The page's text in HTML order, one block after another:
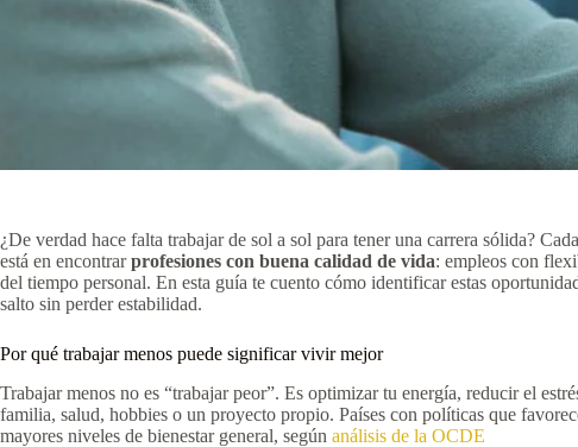
¿De verdad hace falta trabajar de sol a sol para tener una carrera sólida?
está en encontrarprofesiones con buena calidad de vida: empleos con
del tiempo personal. En esta guía te cuento cómo identificar estas
salto sin perder estabilidad.
Por qué trabajar menos puede significar vivir mejor
Trabajar menos no es “trabajar peor”. Es optimizar tu energía, reducir el
familia, salud, hobbies o un proyecto propio. Países con políticas que
mayores niveles de bienestar general, según análisis de la OCDE